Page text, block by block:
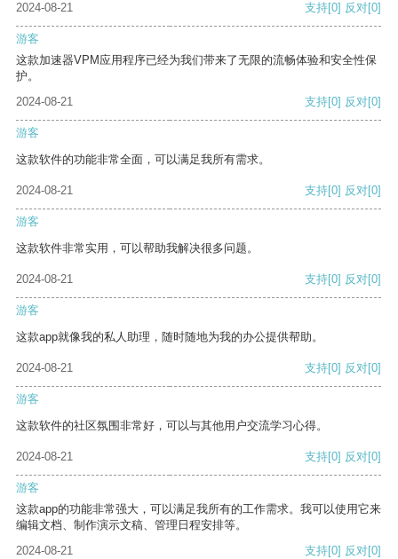
2024-08-21 支持[0] 反对[0]
游客
这款加速器VPM应用程序已经为我们带来了无限的流畅体验和安全性保
护。
2024-08-21
支持[0] 反对[0]
游客
这款软件的功能非常全面，可以满足我所有需求。
2024-08-21 支持[0] 反对[0]
游客
这款软件非常实用，可以帮助我解决很多问题。
2024-08-21 支持[0] 反对[0]
游客
这款app就像我的私人助理，随时随地为我的办公提供帮助。
2024-08-21 支持[0] 反对[0]
游客
这款软件的社区氛围非常好，可以与其他用户交流学习心得。
2024-08-21 支持[0] 反对[0]
游客
这款app的功能非常强大，可以满足我所有的工作需求。我可以使用它来
编辑文档、制作演示文稿、管理日程安排等。
2024-08-21
支持[0] 反对[0]